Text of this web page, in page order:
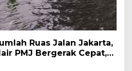
Ruas Jalan Jakarta,
PMJ Bergerak Cepat,
Personel Secara